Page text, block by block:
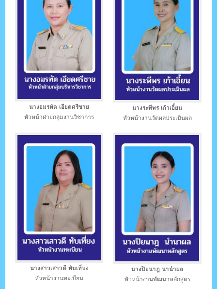
นางอมรทัต เอียดศรีชาย
หัวหน้าฝ่ายกลุ่มงานวิชาการ
นางระพีพร เก้าเอี้ยน
หัวหน้างานวัดผลประเมินผล
นางสาวเสาวดี ทับเที่บง
หัวหน้างานทะเบียน
นางปิยนาฎ นานำผล
หัวหน้างานพัฒนาหลักสูตร